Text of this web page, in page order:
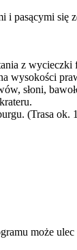
z
wysokości
słoni,
(Trasa
może